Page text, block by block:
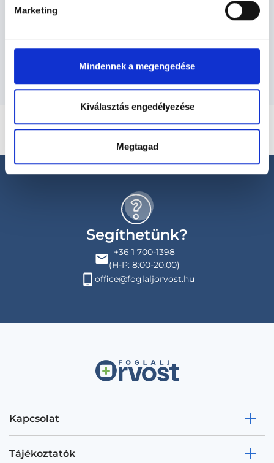
Marketing
Mindennek a megengedése
Kiválasztás engedélyezése
Megtagad
Szolgáltatások
Budapesti és vidéki nőgyógyász orvosok
Segíthetünk?
+36 1 700-1398
(H-P: 8:00-20:00)
office@foglaljorvost.hu
Kapcsolat
Tájékoztatók